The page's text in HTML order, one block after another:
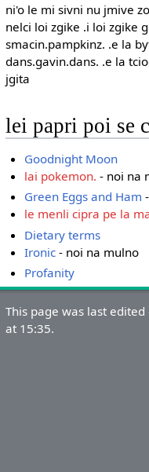
ni'o le mi sivni nu jmive
nelci loi zgike .i loi zgike
smacin.pampkinz. .e la
dans.gavin.dans. .e la
jgita
lei papri poi se
Goodnight Moon
lai pokemon. - noi na
Green Eggs and Ham
le menli cipra pe la
Dietary terms
Ironic - noi na mulno
Profanity
This page was last
at 15:35.